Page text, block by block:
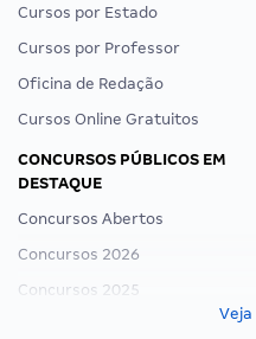
Cursos por Estado
Cursos por Professor
Oficina de Redação
Cursos Online Gratuitos
CONCURSOS PÚBLICOS EM
DESTAQUE
Concursos Abertos
Concursos 2026
Concursos 2025
Veja